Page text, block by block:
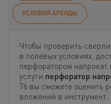
УСЛОВИЯ АРЕНДЫ
Чтобы проверить
в полевых условиях,
перфоратором
услуги перфоратор
76 вы сможете оценить
вложений в инструмент.